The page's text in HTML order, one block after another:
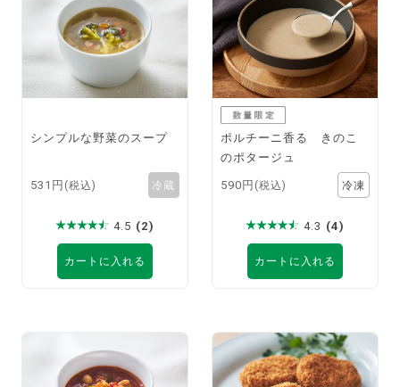
シンプルな野菜のスープ
531円 (税込)
4.5 (2)
カートに入れる
ポルチーニ香る きのこ
のポタージュ
590円 (税込)
4.3 (4)
カートに入れる